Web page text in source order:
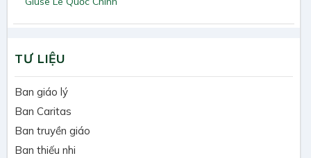
TƯ LIỆU
Ban giáo lý
Ban Caritas
Ban truyền giáo
Ban thiếu nhi